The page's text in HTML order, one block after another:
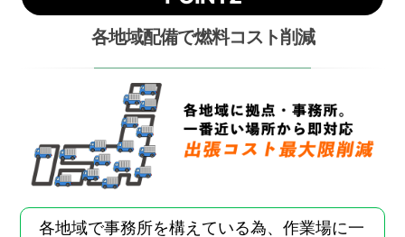
各地域配備で燃料コスト削減
各地域で事務所を構えている為、作業場に一